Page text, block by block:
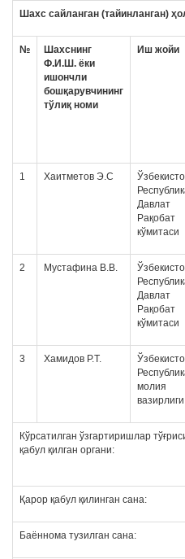
Шахс сайланган (тайинланган)
№
Шахснинг
Ф.И.Ш. ёки
ишончли
бошқарувчининг
тўлиқ номи
Иш жойи
1 Хаитметов Э.С
Давлат
Рақобат
кўмитаси
2 Мустафина В.В.
Давлат
Рақобат
кўмитаси
3 Хамидов Р.Т.
молия
вазирлиги
Кўрсатилган ўзгартиришлар
қабул қилган органи:
Қарор қабул қилинган сана:
Баённома тузилган сана: